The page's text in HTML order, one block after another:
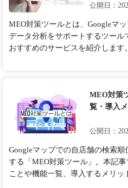
公開日：
MEO対策ツールとは、Googleマ
データ分析をサポートするツール
おすすめのサービスを紹介します。
MEO対策
覧・導入
公開日：
Googleマップでの自店舗の検索
する「MEO対策ツール」。本記
ことや機能一覧、導入するメリッ